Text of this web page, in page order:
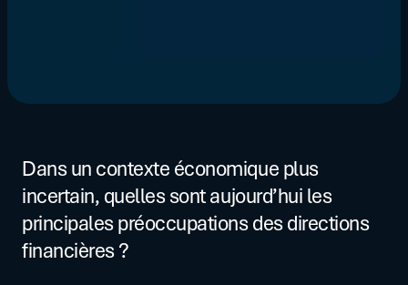
Dans un contexte économique plus
incertain, quelles sont aujourd’hui les
principales préoccupations des directions
financières ?